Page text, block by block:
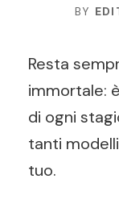
BY
Resta
immortale:
di ogni
tanti
tuo.